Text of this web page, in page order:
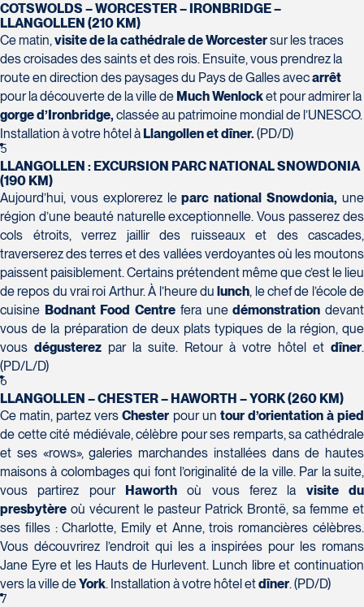
COTSWOLDS – WORCESTER – IRONBRIDGE –
LLANGOLLEN (210 KM)
Ce matin,visite de la cathédrale de Worcestersur les traces
des croisades des saints et des rois. Ensuite, vous prendrez la
route en direction des paysages du Pays de Galles avecarrêt
pour la découverte de la ville de Much Wenlocket pour admirer la
gorge d’Ironbridge, classée au patrimoine mondial de l’UNESCO.
Installation à votre hôtel à Llangollen et dîner. (PD/D)
5
LLANGOLLEN : EXCURSION PARC NATIONAL SNOWDONIA
(190 KM)
Aujourd’hui, vous explorerez leparc national Snowdonia, une
région d’une beauté naturelle exceptionnelle. Vous passerez des
cols étroits, verrez jaillir des ruisseaux et des cascades,
traverserez des terres et des vallées verdoyantes où les moutons
paissent paisiblement. Certains prétendent même que c’est le lieu
de repos du vrai roi Arthur. À l’heure du lunch, le chef de l’école de
cuisine Bodnant Food Centre fera unedémonstration devant
vous de la préparation de deux plats typiques de la région, que
vous dégusterez par la suite. Retour à votre hôtel et dîner.
(PD/L/D)
6
LLANGOLLEN – CHESTER – HAWORTH – YORK (260 KM)
Ce matin, partez versChester pour un tour d’orientation à pied
de cette cité médiévale, célèbre pour ses remparts, sa cathédrale
et ses «rows», galeries marchandes installées dans de hautes
maisons à colombages qui font l’originalité de la ville. Par la suite,
vous partirez pour
Haworth où vous ferez la visite du
presbytère où vécurent le pasteur Patrick Brontë, sa femme et
ses filles : Charlotte, Emily et Anne, trois romancières célèbres.
Vous découvrirez l’endroit qui les a inspirées pour les romans
Jane Eyre et les Hauts de Hurlevent. Lunch libre et continuation
vers la ville deYork. Installation à votre hôtel etdîner. (PD/D)
7
Voyages Action
230 Boulevard Sir-Wilfrid-Laurier
Beloeil
J3G 4G7
Tél :450-464-0363 / 1-800-331-0363
Voyages Boislard Poirier
2840 Boulevard Laframboise
Saint-Hyacinthe
J2S 4Z1
Tél :450-774-6436 / 1-800-561-2967
Voyages CAA Brossard
8940 Boulevard Leduc - Bureau 20
Brossard
J4Y 0G4
Tél :450-465-0620 / 1-844-869-2439
Voyages CAA Place de la Cité
2600 Boulevard Laurier #133, Place de la
Cité
G1V 4T3
Tél :418-653-9200 / 1-844-869-2439
Voyages CAA Québec
500 rue Bouvier - Suite 202
Québec
G2J 1E3
Voyages Émotions
2 rue Pleau
Pont-Rouge
G3H 2G2
Tél :418-873-4515